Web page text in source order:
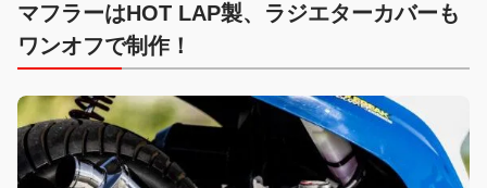
マフラーはHOT LAP製、ラジエターカバーも
ワンオフで制作！